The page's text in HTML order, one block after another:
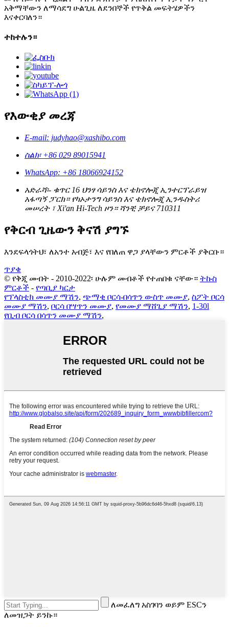
አቅማቸውን ለማሳደግ ሁልጊዜ ለደንበኞች የጥቅል መፍትሄዎችን
እናቀርባለን።
ተከተሉን።
የእውቂያ መረጃ
E-mail: judyhao@xashibo.com
ስልክ፡ +86 029 89015941
WhatsApp: +86 18066924152
አድራሻ፡- ቁጥር 16 ህንፃ ሳይንስ እና ቴክኖሎጂ ኢንተርፕራይዝ
አፋጣኝ ፓርክ። የካኦታንግ ሳይንስ እና ቴክኖሎጂ ኢንዱስትሪ
መሠረት ፣ Xi'an Hi-Tech ዞን። ሻንቺ ቻይና 710311
የቅርብ ጊዜውን ቅናሽ ያግኙ
እንደፍላጎትህ፣ ለአንተ አብጅ፣ እና የበለጠ ዋጋ ያላቸውን ምርቶች ያቅርቡ።
ጥያቄ
© የቅጂ መብት - 2010-2022፡ ሁሉም መብቶች የተጠበቁ ናቸው። ትኩስ
ምርቶች - የጣቢያ ካርታ
የፕላስቲክ መሙያ ማሽን, ጭማቂ ቦርሳ-በሳጥን ውስጥ መሙያ, ስፖት ቦርሳ
መሙያ ማሽን, ቦርሳ በሣጥን መሙያ, የመሙያ ማሸጊያ ማሽን, 1-30l
የቢብ ቦርሳ በሳጥን መሙያ ማሽን,
ለመፈለግ አስገባን ወይም ESCን
ለመዝጋት ይንኩ።